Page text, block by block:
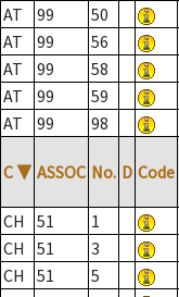
AT
99 50
AT
99 56
AT
99 58
AT
99 59
AT
99 98
C ▼ ASSOC No. D Code
CH 51 1
CH
51 3
CH
51 5